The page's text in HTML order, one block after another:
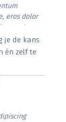
eros dolor
erat.
lorem
je de kans
én zelf te